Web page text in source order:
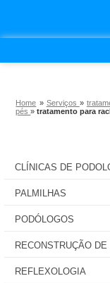
Home » Serviços »
pés»tratamento para
CLÍNICAS DE
PALMILHAS
PODÓLOGOS
RECONSTRUÇÃO DE
REFLEXOLOGIA